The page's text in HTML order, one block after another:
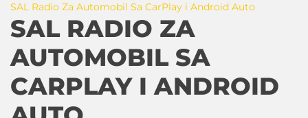
SAL Radio Za Automobil Sa CarPlay i Android Auto
SAL RADIO ZA
AUTOMOBIL SA
CARPLAY I ANDROID